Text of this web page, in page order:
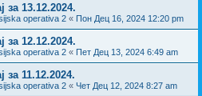
за 13.12.2024.
operativa 2 « Пон Дец 16, 2024 12:20 pm
за 12.12.2024.
operativa 2 « Пет Дец 13, 2024 6:49 am
за 11.12.2024.
operativa 2 « Чет Дец 12, 2024 8:27 am